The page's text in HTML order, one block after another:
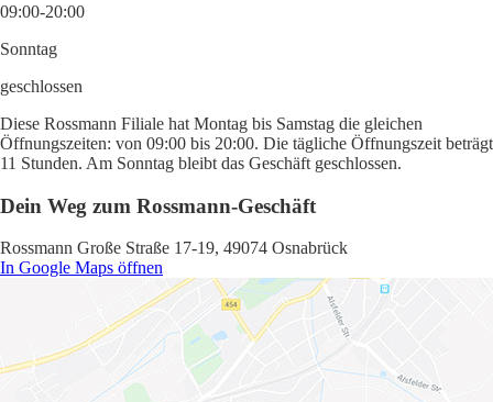
09:00-20:00
Sonntag
geschlossen
Diese Rossmann Filiale hat Montag bis Samstag die gleichen
Öffnungszeiten: von 09:00 bis 20:00. Die tägliche Öffnungszeit beträgt
11 Stunden. Am Sonntag bleibt das Geschäft geschlossen.
Dein Weg zum Rossmann-Geschäft
Rossmann Große Straße 17-19, 49074 Osnabrück
In Google Maps öffnen